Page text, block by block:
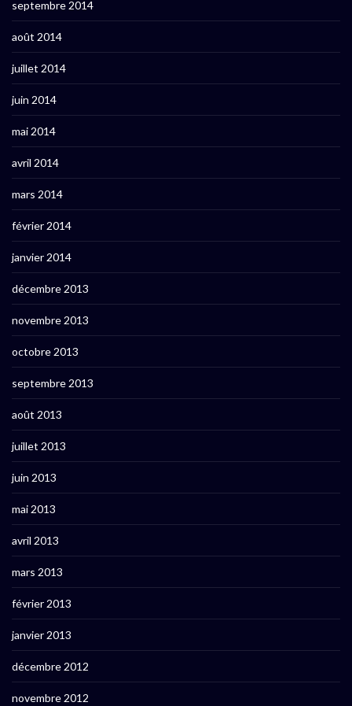
septembre 2014
août 2014
juillet 2014
juin 2014
mai 2014
avril 2014
mars 2014
février 2014
janvier 2014
décembre 2013
novembre 2013
octobre 2013
septembre 2013
août 2013
juillet 2013
juin 2013
mai 2013
avril 2013
mars 2013
février 2013
janvier 2013
décembre 2012
novembre 2012